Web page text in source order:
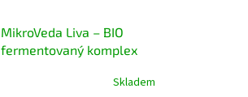
MikroVeda Liva – BIO
fermentovaný komplex
Skladem